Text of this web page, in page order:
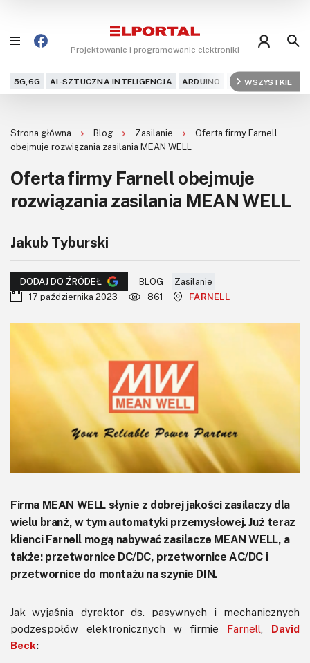
Projektowanie i programowanie elektroniki
5G,6G AI-SZTUCZNA INTELIGENCJA ARDUINO ARM AUDIO
WSZYSTKIE
Projekty
Kursy
DIY+
Czytelnia
Dla Ciebie
Kontakt
Newsletter
Magazyny
Archiwum
Do pobrania
Strona główna Blog Zasilanie
Oferta firmy Farnell
obejmuje rozwiązania zasilania MEAN WELL
Oferta firmy Farnell obejmuje
rozwiązania zasilania MEAN WELL
Jakub Tyburski
DODAJ DO ŹRÓDEŁ BLOG
Zasilanie
17 października 2023
861 FARNELL
Firma MEAN WELL słynie z dobrej jakości zasilaczy dla
wielu branż, w tym automatyki przemysłowej. Już teraz
klienci Farnell mogą nabywać zasilacze MEAN WELL, a
także: przetwornice DC/DC, przetwornice AC/DC i
przetwornice do montażu na szynie DIN.
Jak wyjaśnia dyrektor ds. pasywnych i mechanicznych
podzespołów elektronicznych w firmie Farnell
David
Beck: